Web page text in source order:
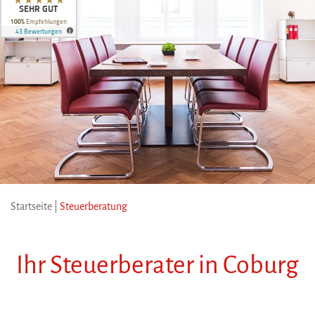
Startseite Steuerberatung
Ihr Steuerberater in Coburg